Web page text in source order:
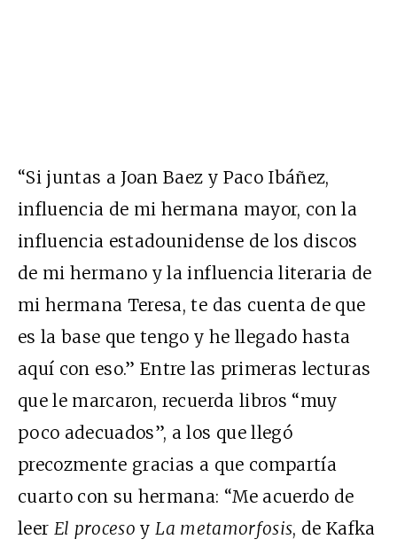
“Si juntas a Joan Baez y Paco Ibáñez,
influencia de mi hermana mayor, con la
influencia estadounidense de los discos
de mi hermano y la influencia literaria de
mi hermana Teresa, te das cuenta de que
es la base que tengo y he llegado hasta
aquí con eso.” Entre las primeras lecturas
que le marcaron, recuerda libros “muy
poco adecuados”, a los que llegó
precozmente gracias a que compartía
cuarto con su hermana: “Me acuerdo de
leer El proceso yLa metamorfosis, de Kafka